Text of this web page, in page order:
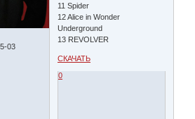
03
11 Spider
12 Alice in Wonder
Underground
13 REVOLVER
СКАЧАТЬ
0